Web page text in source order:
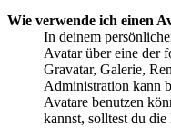
Wie verwende ich einen
In deinem
Avatar über eine der
Gravatar, Galerie,
Administration kann
Avatare benutzen
kannst, solltest du